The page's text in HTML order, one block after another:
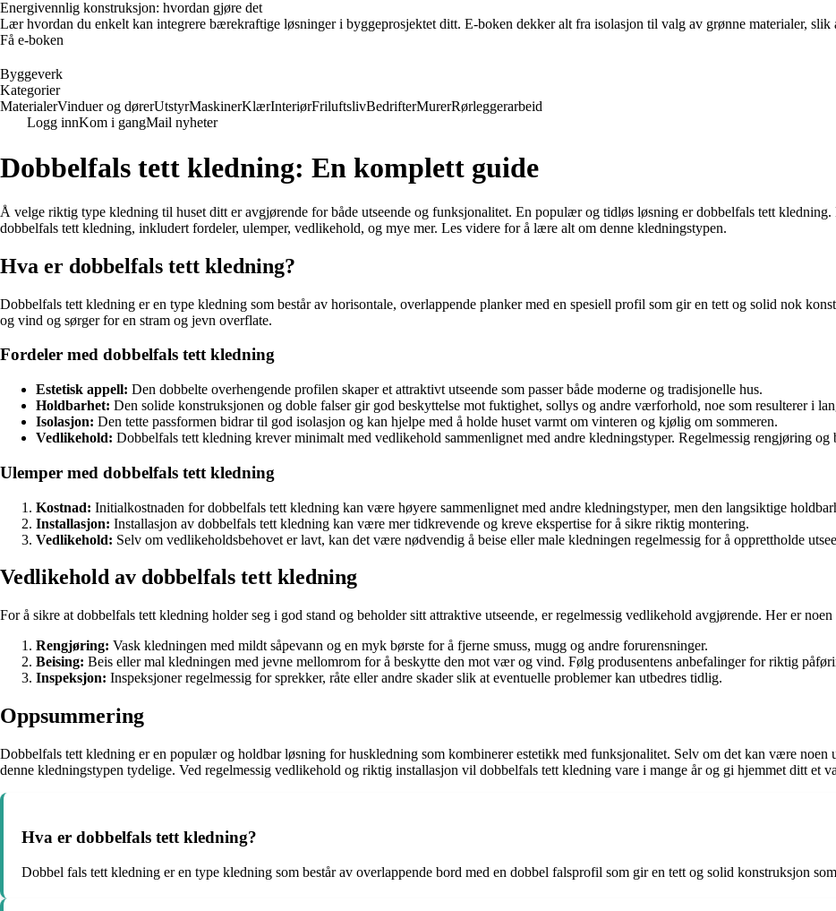
Energivennlig konstruksjon: hvordan gjøre det
Lær hvordan du enkelt kan integrere bærekraftige løsninger i byggeprosjektet ditt. E-boken dekker alt fra isolasjon til valg av grønne materialer,
Få e-boken
Byggeverk
Kategorier
MaterialerVinduer og dørerUtstyrMaskinerKlærInteriørFriluftslivBedrifterMurerRørleggerarbeid
Logg innKom i gangMail nyheter
Dobbelfals tett kledning: En komplett guide
Å velge riktig type kledning til huset ditt er avgjørende for både utseende og funksjonalitet. En populær og tidløs løsning er dobbelfals tett
dobbelfals tett kledning, inkludert fordeler, ulemper, vedlikehold, og mye mer. Les videre for å lære alt om denne kledningstypen.
Hva er dobbelfals tett kledning?
Dobbelfals tett kledning er en type kledning som består av horisontale, overlappende planker med en spesiell profil som gir en tett og solid nok
og vind og sørger for en stram og jevn overflate.
Fordeler med dobbelfals tett kledning
Estetisk appell: Den dobbelte overhengende profilen skaper et attraktivt utseende som passer både moderne og tradisjonelle hus.
Holdbarhet: Den solide konstruksjonen og doble falser gir god beskyttelse mot fuktighet, sollys og andre værforhold, noe som resulterer i
Isolasjon: Den tette passformen bidrar til god isolasjon og kan hjelpe med å holde huset varmt om vinteren og kjølig om sommeren.
Vedlikehold: Dobbelfals tett kledning krever minimalt med vedlikehold sammenlignet med andre kledningstyper. Regelmessig rengjøring
Ulemper med dobbelfals tett kledning
Kostnad: Initialkostnaden for dobbelfals tett kledning kan være høyere sammenlignet med andre kledningstyper, men den langsiktige
Installasjon: Installasjon av dobbelfals tett kledning kan være mer tidkrevende og kreve ekspertise for å sikre riktig montering.
Vedlikehold: Selv om vedlikeholdsbehovet er lavt, kan det være nødvendig å beise eller male kledningen regelmessig for å opprettholde
Vedlikehold av dobbelfals tett kledning
For å sikre at dobbelfals tett kledning holder seg i god stand og beholder sitt attraktive utseende, er regelmessig vedlikehold avgjørende. Her er
Rengjøring: Vask kledningen med mildt såpevann og en myk børste for å fjerne smuss, mugg og andre forurensninger.
Beising: Beis eller mal kledningen med jevne mellomrom for å beskytte den mot vær og vind. Følg produsentens anbefalinger for riktig
Inspeksjon: Inspeksjoner regelmessig for sprekker, råte eller andre skader slik at eventuelle problemer kan utbedres tidlig.
Oppsummering
Dobbelfals tett kledning er en populær og holdbar løsning for huskledning som kombinerer estetikk med funksjonalitet. Selv om det kan være
denne kledningstypen tydelige. Ved regelmessig vedlikehold og riktig installasjon vil dobbelfals tett kledning vare i mange år og gi hjemmet ditt et
Hva er dobbelfals tett kledning?
Dobbel fals tett kledning er en type kledning som består av overlappende bord med en dobbel falsprofil som gir en tett og solid konstruksjon